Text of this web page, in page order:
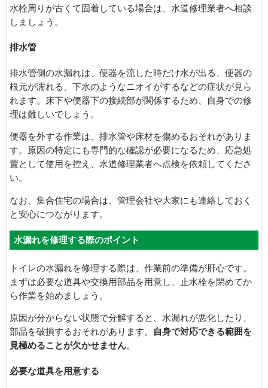
水栓周りが古くて固着している場合は、水道修理業者へ相談
しましょう。
排水管
排水管側の水漏れは、便器を流した時だけ水が出る、便器の
根元が濡れる、下水のようなニオイがするなどの症状が見ら
れます。床下や便器下の接続部が関係するため、自身での修
理は難しいでしょう。
便器を外する作業は、排水管や床材を傷めるおそれがありま
す。原因の特定にも専門的な確認が必要になるため、応急処
置として使用を控え、水道修理業者へ点検を依頼してくださ
い。
なお、集合住宅の場合は、管理会社や大家にも連絡しておく
と安心につながります。
水漏れを修理する際のポイント
トイレの水漏れを修理する際は、作業前の準備が肝心です。
まずは必要な道具や交換用部品を用意し、止水栓を閉めてか
ら作業を始めましょう。
原因が分からない状態で分解すると、水漏れが悪化したり、
部品を破損するおそれがあります。
自身で対応できる範囲を
見極めることが欠かせません。
必要な道具を用意する